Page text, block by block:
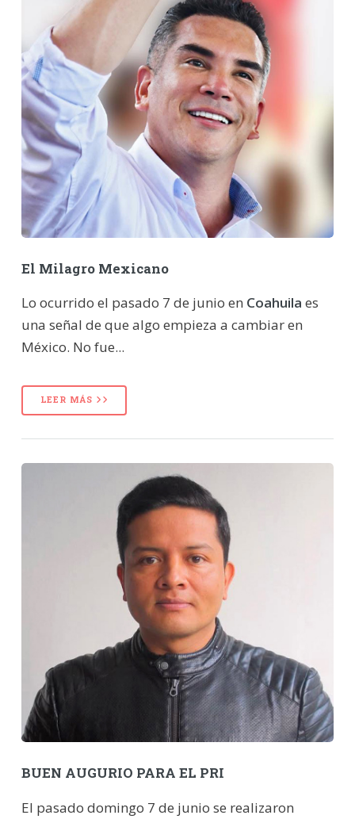
El Milagro Mexicano
Lo ocurrido el pasado 7 de junio en Coahuila es
una señal de que algo empieza a cambiar en
México. No fue...
LEER MÁS
BUEN AUGURIO PARA EL PRI
El pasado domingo 7 de junio se realizaron